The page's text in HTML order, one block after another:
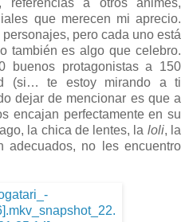
referencias a otros animes,
que merecen mi aprecio.
pero cada uno está
también es algo que celebro.
buenos protagonistas a 150
(si… te estoy mirando a ti
dejar de mencionar es que a
encajan perfectamente en su
la chica de lentes, la loli, la
adecuados, no les encuentro